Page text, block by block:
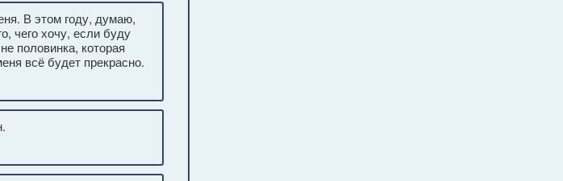
В этом году, думаю,
чего хочу, если буду
половинка, которая
всё будет прекрасно.